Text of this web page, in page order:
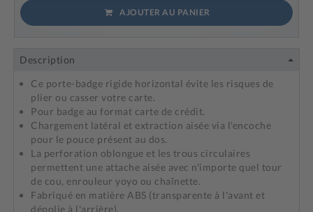
AJOUTER AU PANIER
Description
Ce porte-badge rigide horizontal évite les risques de
plier ou casser votre carte.
Pour badge au format carte de crédit.
Chargement latéral et extraction aisée via l'encoche
pour le pouce présent au dos.
La perforation oblongue et les trous circulaires
permettent une attache aisée avec n'importe quel tour
de cou, enrouleur yoyo ou chaînette.
Fabriqué en matière ABS (transparente à l'avant et
dépolie à l'arrière).